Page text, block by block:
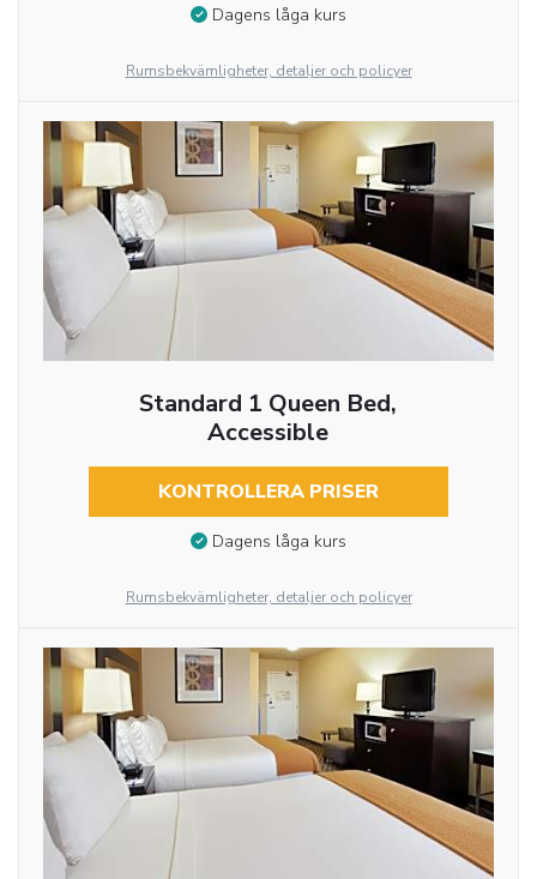
Dagens låga kurs
Rumsbekvämligheter, detaljer och policyer
Standard 1 Queen Bed,
Accessible
KONTROLLERA PRISER
Dagens låga kurs
Rumsbekvämligheter, detaljer och policyer